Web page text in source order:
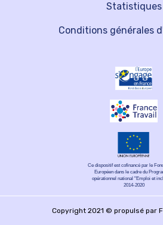
Statistiques
Conditions générales
Ce dispositif est cofinancé par le
Européen dans le cadre du
opérationnel national "Emploi et
2014-2020
Copyright 2021 © propulsé par